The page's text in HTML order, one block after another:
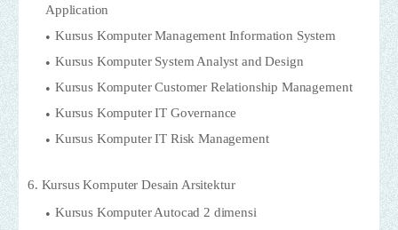
Application
Kursus Komputer Management Information System
Kursus Komputer System Analyst and Design
Kursus Komputer Customer Relationship Management
Kursus Komputer IT Governance
Kursus Komputer IT Risk Management
6. Kursus Komputer Desain Arsitektur
Kursus Komputer Autocad 2 dimensi